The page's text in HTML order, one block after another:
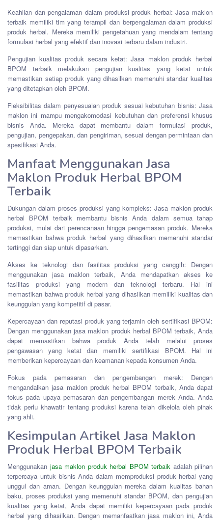
Keahlian dan pengalaman dalam produksi produk herbal: Jasa maklon
terbaik memiliki tim yang terampil dan berpengalaman dalam produksi
produk herbal. Mereka memiliki pengetahuan yang mendalam tentang
formulasi herbal yang efektif dan inovasi terbaru dalam industri.
Pengujian kualitas produk secara ketat: Jasa maklon produk herbal
BPOM terbaik melakukan pengujian kualitas yang ketat untuk
memastikan setiap produk yang dihasilkan memenuhi standar kualitas
yang ditetapkan oleh BPOM.
Fleksibilitas dalam penyesuaian produk sesuai kebutuhan bisnis: Jasa
maklon ini mampu mengakomodasi kebutuhan dan preferensi khusus
bisnis Anda. Mereka dapat membantu dalam formulasi produk,
pengujian, pengepakan, dan pengiriman, sesuai dengan permintaan dan
spesifikasi Anda.
Manfaat Menggunakan Jasa
Maklon Produk Herbal BPOM
Terbaik
Dukungan dalam proses produksi yang kompleks: Jasa maklon produk
herbal BPOM terbaik membantu bisnis Anda dalam semua tahap
produksi, mulai dari perencanaan hingga pengemasan produk. Mereka
memastikan bahwa produk herbal yang dihasilkan memenuhi standar
tertinggi dan siap untuk dipasarkan.
Akses ke teknologi dan fasilitas produksi yang canggih: Dengan
menggunakan jasa maklon terbaik, Anda mendapatkan akses ke
fasilitas produksi yang modern dan teknologi terbaru. Hal ini
memastikan bahwa produk herbal yang dihasilkan memiliki kualitas dan
keunggulan yang kompetitif di pasar.
Kepercayaan dan reputasi produk yang terjamin oleh sertifikasi BPOM:
Dengan menggunakan jasa maklon produk herbal BPOM terbaik, Anda
dapat memastikan bahwa produk Anda telah melalui proses
pengawasan yang ketat dan memiliki sertifikasi BPOM. Hal ini
memberikan kepercayaan dan keamanan kepada konsumen Anda.
Fokus pada pemasaran dan pengembangan merek: Dengan
mengandalkan jasa maklon produk herbal BPOM terbaik, Anda dapat
fokus pada upaya pemasaran dan pengembangan merek Anda. Anda
tidak perlu khawatir tentang produksi karena telah dikelola oleh pihak
yang ahli.
Kesimpulan Artikel Jasa Maklon
Produk Herbal BPOM Terbaik
Menggunakan jasa maklon produk herbal BPOM terbaik adalah pilihan
terpercaya untuk bisnis Anda dalam memproduksi produk herbal yang
unggul dan aman. Dengan keunggulan mereka dalam kualitas bahan
baku, proses produksi yang memenuhi standar BPOM, dan pengujian
kualitas yang ketat, Anda dapat memiliki kepercayaan pada produk
herbal yang dihasilkan. Dengan memanfaatkan jasa maklon ini, Anda